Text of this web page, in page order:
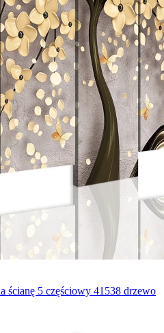
ścianę 5 częściowy 41538 drzewo